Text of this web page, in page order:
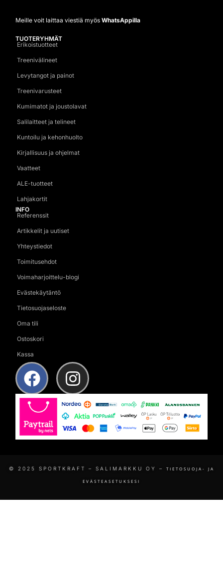
Meille voit laittaa viestiä myös WhatsAppilla
TUOTERYHMÄT
Erikoistuotteet
Treenivälineet
Levytangot ja painot
Treenivarusteet
Kumimatot ja joustolavat
Salilaitteet ja telineet
Kuntoilu ja kehonhuolto
Kirjallisuus ja ohjelmat
Vaatteet
ALE-tuotteet
Lahjakortit
INFO
Referenssit
Artikkelit ja uutiset
Yhteystiedot
Toimitusehdot
Voimaharjoittelu-blogi
Evästekäytäntö
Tietosuojaseloste
Oma tili
Ostoskori
Kassa
© 2025 SPORTKRAFT – SALIMARKKU OY – TIETOSUOJA- JA
EVÄSTEASETUKSESI